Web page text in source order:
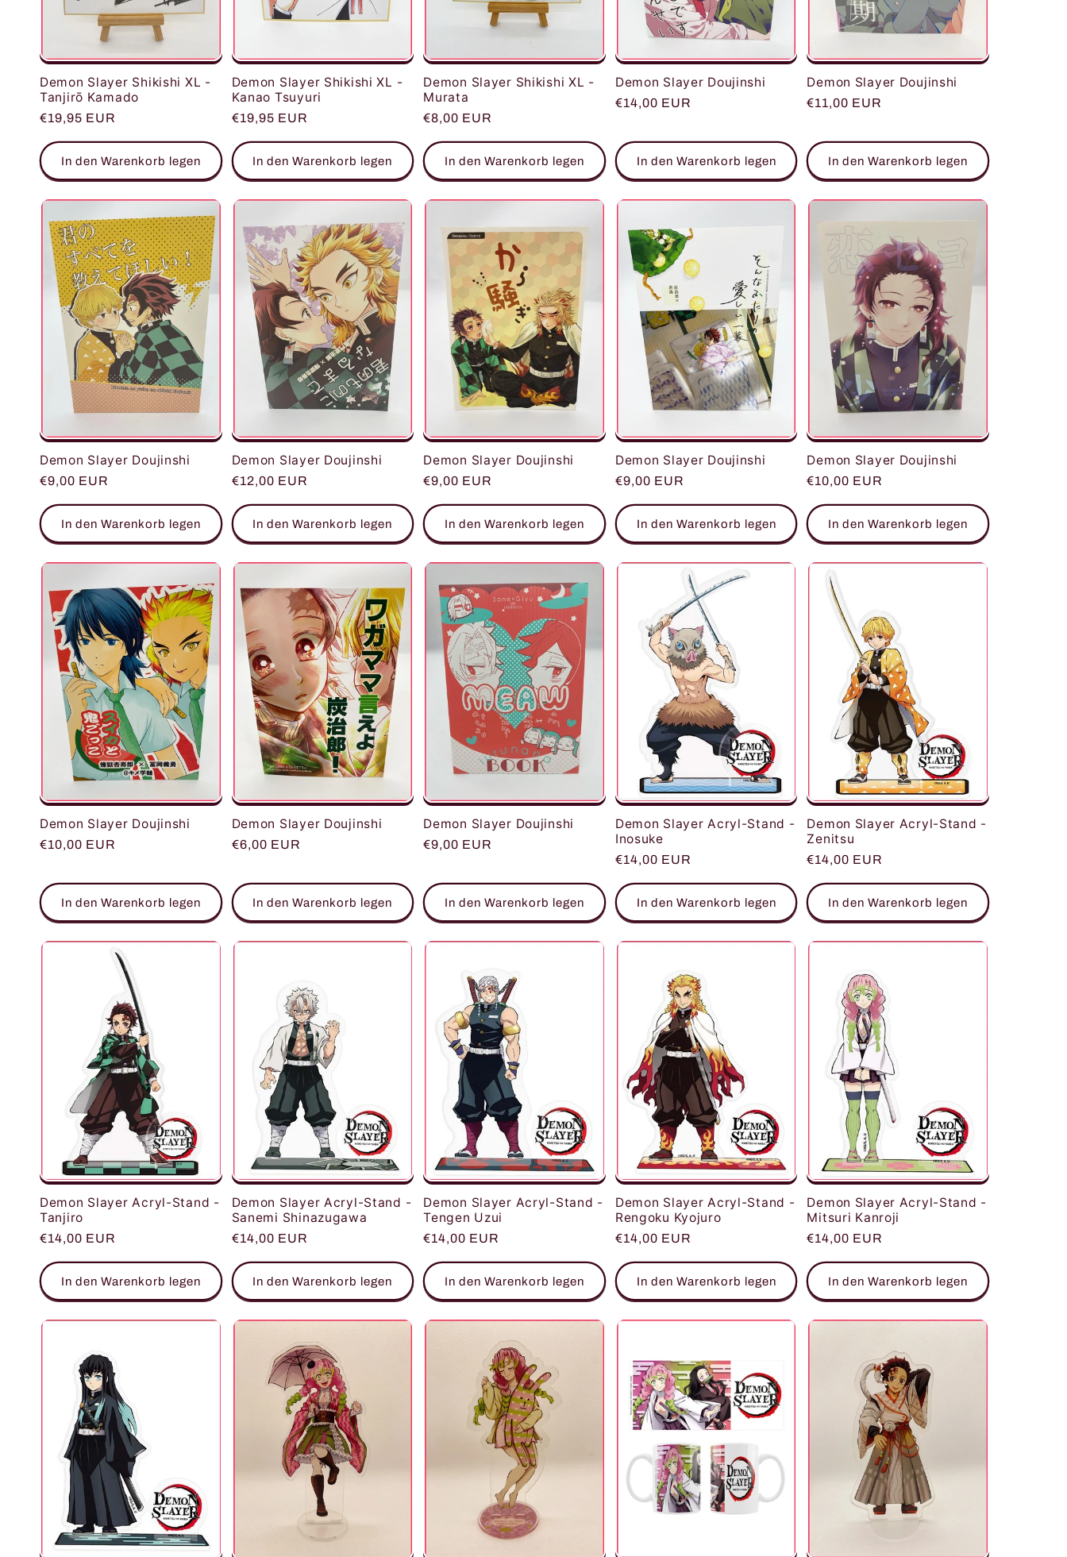
Demon Slayer Shikishi XL -
Tanjirō Kamado
Normaler
€19,95 EUR
In den Warenkorb legen
Demon Slayer Shikishi XL -
Kanao Tsuyuri
Normaler
€19,95 EUR
In den Warenkorb legen
Demon Slayer Shikishi XL -
Murata
Normaler
€8,00 EUR
In den Warenkorb legen
Demon Slayer Doujinshi
Normaler
€14,00 EUR
In den Warenkorb legen
Demon Slayer Doujinshi
Normaler
€11,00 EUR
In den Warenkorb legen
Demon Slayer Doujinshi
Normaler
Preis
€9,00 EUR
In den Warenkorb legen
Demon Slayer Doujinshi
Normaler
Preis
€12,00 EUR
In den Warenkorb legen
Demon Slayer Doujinshi
Normaler
Preis
€9,00 EUR
In den Warenkorb legen
Demon Slayer Doujinshi
Normaler
€9,00 EUR
In den Warenkorb legen
Demon Slayer Doujinshi
Normaler
Preis
€10,00 EUR
In den Warenkorb legen
Demon Slayer Doujinshi
Normaler
€10,00 EUR
In den Warenkorb legen
Demon Slayer Doujinshi
Normaler
€6,00 EUR
In den Warenkorb legen
Demon Slayer Doujinshi
Normaler
€9,00 EUR
In den Warenkorb legen
Demon Slayer Acryl-Stand -
Inosuke
Normaler
€14,00 EUR
In den Warenkorb legen
Demon Slayer Acryl-Stand -
Zenitsu
Normaler
€14,00 EUR
In den Warenkorb legen
Demon Slayer Acryl-Stand -
Tanjiro
Normaler
€14,00 EUR
In den Warenkorb legen
Demon Slayer Acryl-Stand -
Sanemi Shinazugawa
Normaler
€14,00 EUR
In den Warenkorb legen
Demon Slayer Acryl-Stand -
Tengen Uzui
Normaler
€14,00 EUR
In den Warenkorb legen
Demon Slayer Acryl-Stand -
Rengoku Kyojuro
Normaler
€14,00 EUR
In den Warenkorb legen
Demon Slayer Acryl-Stand -
Mitsuri Kanroji
Normaler
€14,00 EUR
In den Warenkorb legen